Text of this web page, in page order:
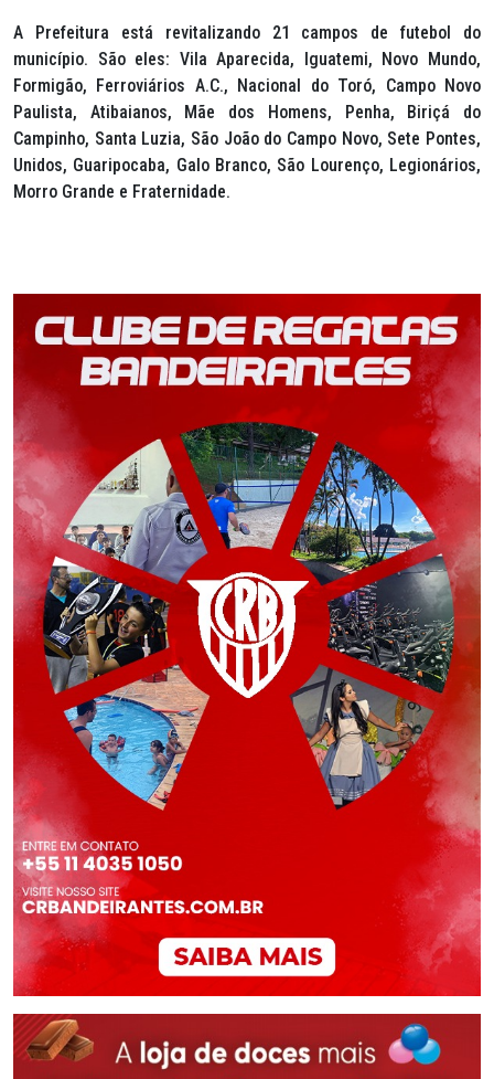
A Prefeitura está revitalizando 21 campos de futebol do
município. São eles: Vila Aparecida, Iguatemi, Novo Mundo,
Formigão, Ferroviários A.C., Nacional do Toró, Campo Novo
Paulista, Atibaianos, Mãe dos Homens, Penha, Biriçá do
Campinho, Santa Luzia, São João do Campo Novo, Sete Pontes,
Unidos, Guaripocaba, Galo Branco, São Lourenço, Legionários,
Morro Grande e Fraternidade.